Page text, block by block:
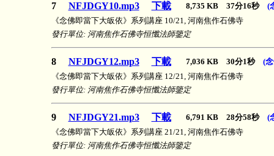
7 NFJDGY10.mp3 下載 8,735 KB 37分16秒 (
《念佛即當下大皈依》系列講座 10/21, 河南焦作石佛寺
發行單位: 河南焦作石佛寺恒懺法師鑒定
8 NFJDGY12.mp3 下載 7,036 KB 30分1秒 (
《念佛即當下大皈依》系列講座 12/21, 河南焦作石佛寺
發行單位: 河南焦作石佛寺恒懺法師鑒定
9 NFJDGY21.mp3 下載 6,791 KB 28分58秒 (
《念佛即當下大皈依》系列講座 21/21, 河南焦作石佛寺
發行單位: 河南焦作石佛寺恒懺法師鑒定